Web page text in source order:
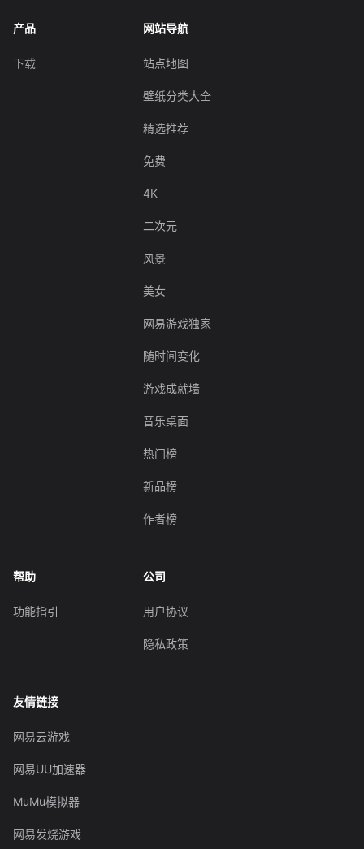
产品
下载
网站导航
站点地图
壁纸分类大全
精选推荐
免费
4K
二次元
风景
美女
网易游戏独家
随时间变化
游戏成就墙
音乐桌面
热门榜
新品榜
作者榜
帮助
功能指引
公司
用户协议
隐私政策
友情链接
网易云游戏
网易UU加速器
MuMu模拟器
网易发烧游戏